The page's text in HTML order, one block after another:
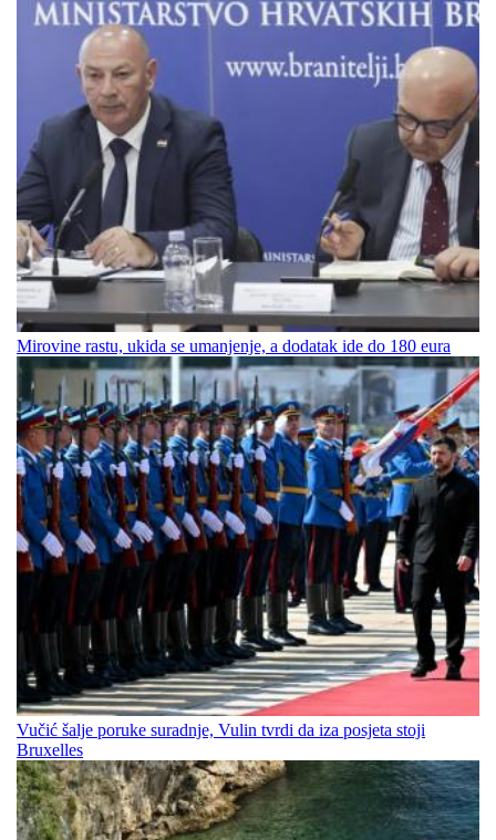
Mirovine rastu, ukida se umanjenje, a dodatak ide do 180 eura
Vučić šalje poruke suradnje, Vulin tvrdi da iza posjeta stoji
Bruxelles